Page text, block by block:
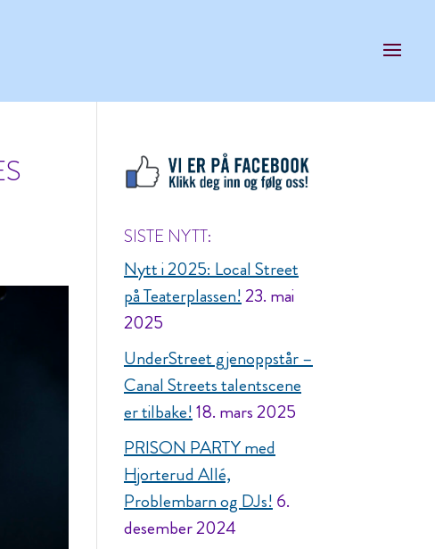
SISTE NYTT:
Nytt i 2025: Local Street
på Teaterplassen!23. mai
2025
UnderStreet gjenoppstår –
Canal Streets talentscene
er tilbake!18. mars 2025
PRISON PARTY med
Hjorterud Allé,
Problembarn og DJs! 6.
desember 2024